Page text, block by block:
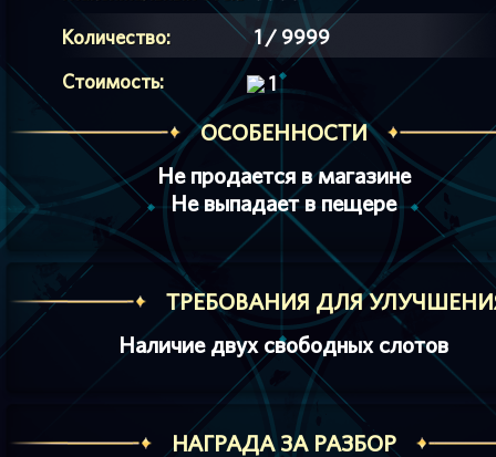
Количество:
1 / 9999
Стоимость:
1
ОСОБЕННОСТИ
Не продается в магазине
Не выпадает в пещере
ТРЕБОВАНИЯ ДЛЯ
Наличие двух свободных слотов
НАГРАДА ЗА РАЗБОР